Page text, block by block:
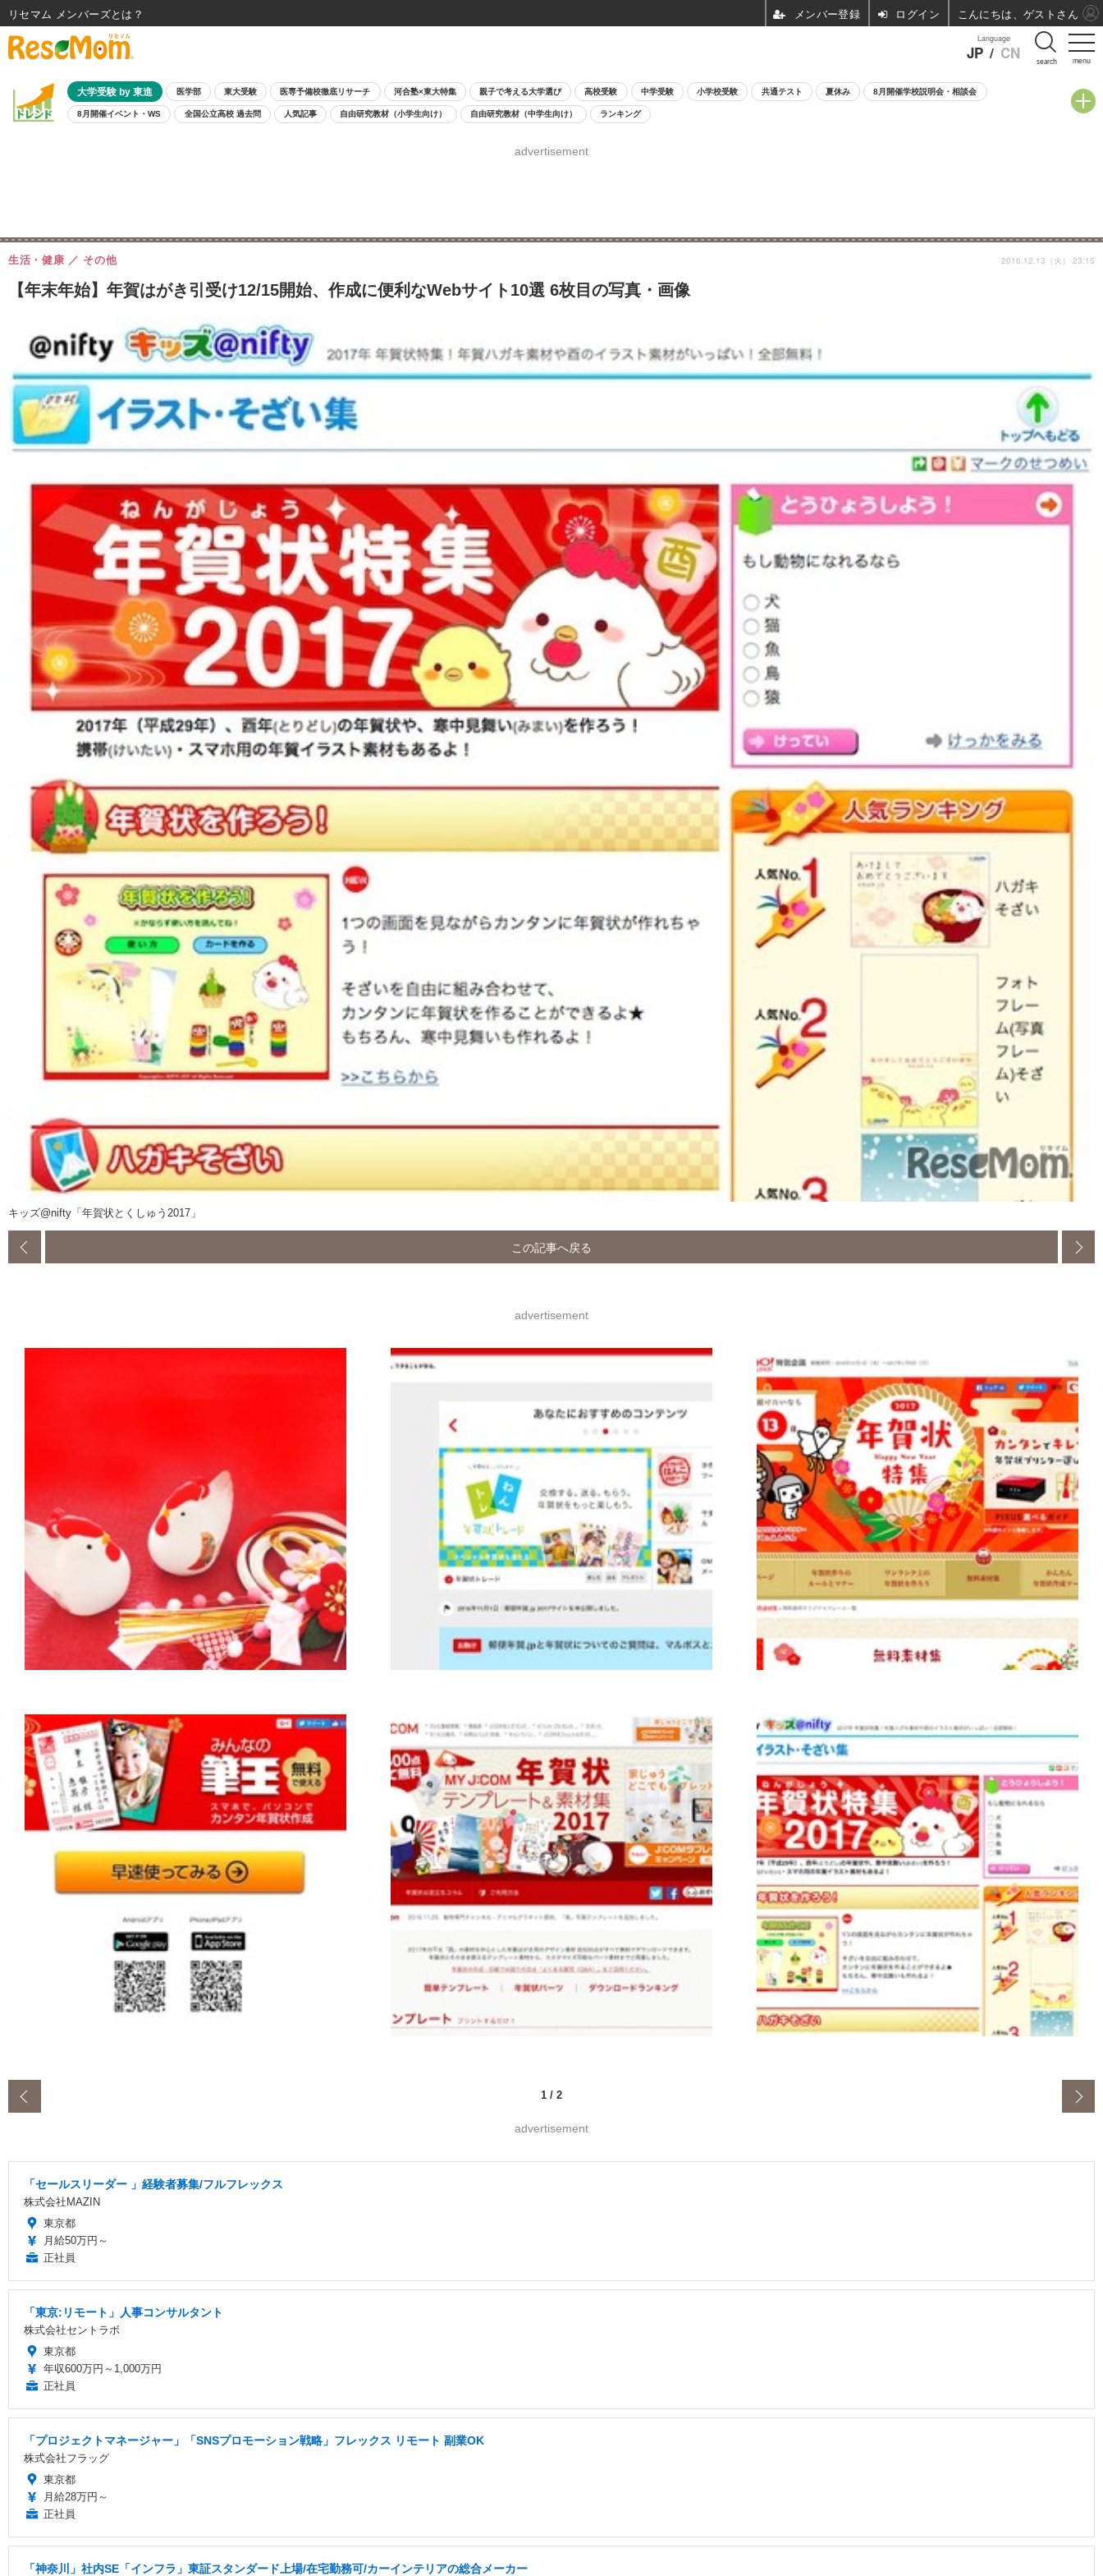
menu
Language
JP / CN search
大学受験 by 東進 医学部 東大受験 医専予備校徹底リサーチ 河合塾×東大特集 親子で考える大学選び 高校受験 中学受験 小学校受験 共通テスト 夏休み 8月開催学校説明会・相談会
8月開催イベント・WS 全国公立高校 過去問 人気記事 自由研究教材（小学生向け） 自由研究教材（中学生向け） ランキング
advertisement
【年末年始】年賀はがき引受け12/15開始、作成に便利なWebサイト10選 6枚目の写真・画像
生活・健康 その他 2016.12.13（火） 23:15
キッズ@nifty「年賀状とくしゅう2017」
この記事へ戻る
advertisement
1 / 2
advertisement
「セールスリーダー 」経験者募集/フルフレックス
株式会社MAZIN
東京都
月給50万円～
正社員
「東京:リモート」人事コンサルタント
株式会社セントラボ
東京都
年収600万円～1,000万円
正社員
「プロジェクトマネージャー」「SNSプロモーション戦略」フレックス リモート 副業OK
株式会社フラッグ
東京都
月給28万円～
正社員
「神奈川」社内SE「インフラ」東証スタンダード上場/在宅勤務可/カーインテリアの総合メーカー
リセマム メンバーズ ログイン こんにちは、ゲストさん